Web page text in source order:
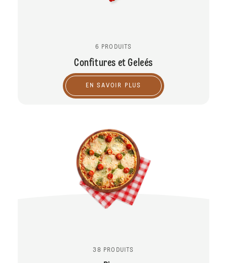
6 PRODUITS
Confitures et Geleés
EN SAVOIR PLUS
38 PRODUITS